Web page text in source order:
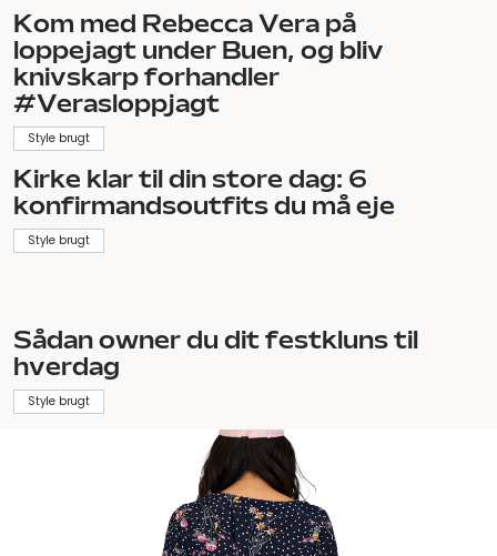
Kom med Rebecca Vera på
loppejagt under Buen, og bliv
knivskarp forhandler
#Verasloppjagt
Style brugt
Kirke klar til din store dag: 6
konfirmandsoutfits du må eje
Style brugt
Sådan owner du dit festkluns til
hverdag
Style brugt